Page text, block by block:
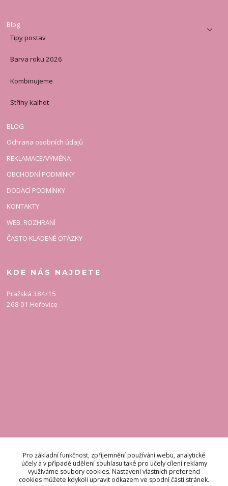
Blog
Tipy postav
Barva roku 2026
Kombinujeme
Střihy kalhot
BLOG
Ochrana osobních údajů
REKLAMACE/VÝMĚNA
OBCHODNÍ PODMÍNKY
DODACÍ PODMÍNKY
KONTAKTY
WEB. ROZHRANÍ
ČASTO KLADENÉ OTÁZKY
KDE NÁS NAJDETE
Pražská 384/15
268 01 Hořovice
KONTAKT
Odpovídáme do 48 hodin.
Pro základní funkčnost, zpříjemnění používání webu, analytické
účely a v případě udělení souhlasu také pro účely cílení reklamy
využíváme soubory cookies. Nastavení vlastních preferencí
cookies můžete kdykoli upravit odkazem ve spodní části stránek.